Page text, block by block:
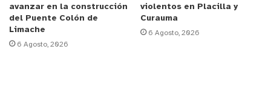
En tanto, Bastián Ignacio Saavedra Salazar, único
adulto al momento de los hechos, recibió 12 años
avanzar en la construcción
del Puente Colón de
Limache
6 Agosto, 2026
violentos en Placilla y
Curauma
6 Agosto, 2026